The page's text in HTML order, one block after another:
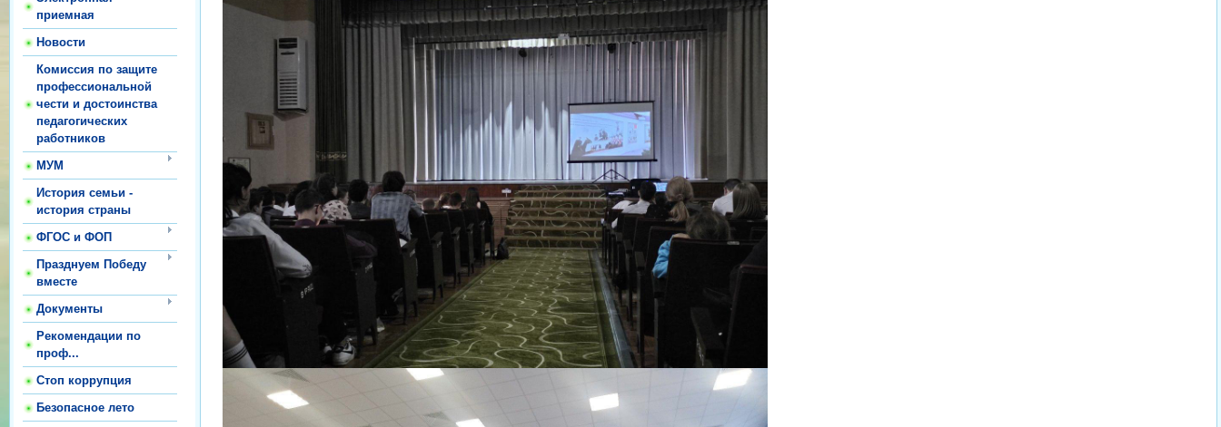
приемная
Новости
Комиссия по защите
профессиональной
чести и достоинства
педагогических
работников
МУМ
История семьи -
история страны
ФГОС и ФОП
Празднуем Победу
вместе
Документы
Рекомендации по
проф...
Стоп коррупция
Безопасное лето